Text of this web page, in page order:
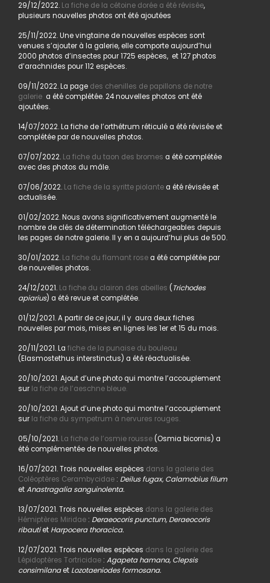
29/12/2022. La fiche de la cétoine dorée a été révisée,
plusieurs nouvelles photos ont été ajoutées
25/11/2022. Une vingtaine de nouvelles espèces sont
venues s’ajouter à la galerie, elle comporte aujourd’hui
2000 photos d’insectes pour 1725 espèces, et 127 photos
d’arachnides pour 112 espèces.
09/11/2022. La page des chenilles de papillons de notre
galerie a été complétée. 24 nouvelles photos ont été
ajoutées.
14/07/2022. La fiche de l’orthétrum réticulé a été révisée et
complétée par de nouvelles photos.
07/07/2022. La fiche du taon des bromes a été complétée
avec des photos du mâle.
07/06/2022. La fiche de la syritte piolantea été révisée et
actualisée.
01/02/2022. Nous avons significativement augmenté le
nombre de clés de détermination téléchargeables depuis
les pages de notre galerie. Il y en a aujourd’hui plus de 500.
30/01/2022. La fiche du flamant rosea été complétée par
de nouvelles photos.
24/12/2021. La fiche du clairon des abeilles (Trichodes
apiarius) a été revue et complétée.
01/12/2021. A partir de ce jour, il y aura deux fiches
nouvelles par mois, mises en lignes les 1er et 15 du mois.
20/11/2021. La fiche de la punaise du bouleau
(Elasmostethus interstinctus) a été réactualisée.
20/10/2021. Ajout d’une photo qui montre l’accouplement
sur la fiche de l’aeschne bleue.
20/10/2021. Ajout d’une photo qui montre l’accouplement
sur la fiche du sympetrum à nervures rouges.
05/10/2021. La fiche de l’osmie rousse(Osmia bicornis) a
été complémentée de nouvelles photos.
16/07/2021. Trois nouvelles espèces dans la galerie des
Coléoptères Cerambycidae: Deilus fugax, Calamobius filum
etAnastragalia sanguinolenta.
13/07/2021. Trois nouvelles espèces dans la galerie des
Hémiptères Miridae: Deraeocoris punctum, Deraeocoris
ribautiet Harpocera thoracica.
12/07/2021. Trois nouvelles espèces dans la galerie des
Lépidoptères Tortricidae: Agapeta hamana, Clepsis
consimilanaet Lozotaeniodes formosana.